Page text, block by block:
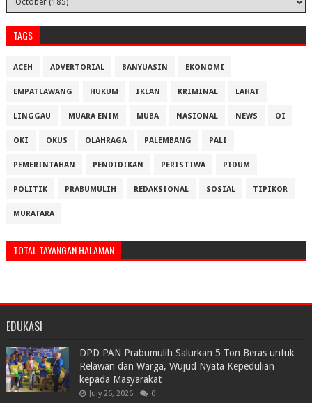
TAGS
ACEH ADVERTORIAL BANYUASIN EKONOMI
EMPATLAWANG HUKUM IKLAN KRIMINAL LAHAT
LINGGAU MUARA ENIM MUBA NASIONAL NEWS OI
OKI OKUS OLAHRAGA PALEMBANG PALI
PEMERINTAHAN PENDIDIKAN PERISTIWA PIDUM
POLITIK PRABUMULIH REDAKSIONAL SOSIAL TIPIKOR
MURATARA
TOTAL TAYANGAN HALAMAN
EDUKASI
DPD PAN Prabumulih Salurkan 5 Ton Beras untuk
Relawan dan Warga, Wujud Nyata Kepedulian
kepada Masyarakat
July 26, 2026 0